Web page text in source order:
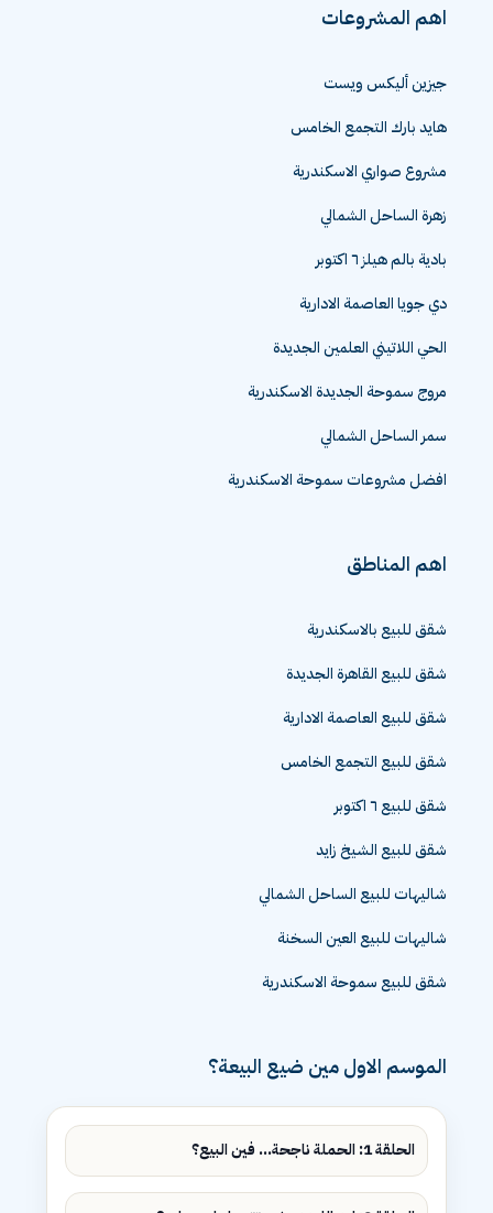
اهم المشروعات
جيزين أليكس ويست
هايد بارك التجمع الخامس
مشروع صواري الاسكندرية
زهرة الساحل الشمالي
بادية بالم هيلز ٦ اكتوبر
دي جويا العاصمة الادارية
الحي اللاتيني العلمين الجديدة
مروج سموحة الجديدة الاسكندرية
سمر الساحل الشمالي
افضل مشروعات سموحة الاسكندرية
اهم المناطق
شقق للبيع بالاسكندرية
شقق للبيع القاهرة الجديدة
شقق للبيع العاصمة الادارية
شقق للبيع التجمع الخامس
شقق للبيع ٦ اكتوبر
شقق للبيع الشيخ زايد
شاليهات للبيع الساحل الشمالي
شاليهات للبيع العين السخنة
شقق للبيع سموحة الاسكندرية
الموسم الاول مين ضيع البيعة؟
الحلقة 1: الحملة ناجحة... فين البيع؟